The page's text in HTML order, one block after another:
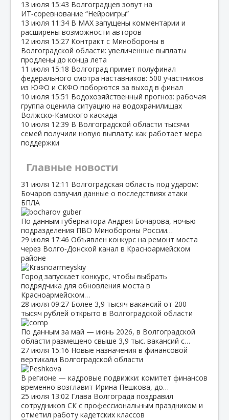
13 июля 15:43 Волгоградцев зовут на
ИТ‑соревнование “Нейроигры”
13 июля 11:34 В МАХ запущены комментарии и
расширены возможности авторов
12 июля 15:27 Контракт с Минобороны в
Волгоградской области: увеличенные выплаты
продлены до конца лета
11 июля 15:18 Волгоград примет полуфинал
федерального смотра наставников: 500 участников
из ЮФО и СКФО поборются за выход в финал
10 июля 15:51 Водохозяйственный прогноз: рабочая
группа оценила ситуацию на водохранилищах
Волжско‑Камского каскада
10 июля 12:39 В Волгоградской области тысячи
семей получили новую выплату: как работает мера
поддержки
Главные новости
31 июля 12:11 Волгоградская область под ударом:
Бочаров озвучил данные о последствиях атаки
БПЛА
По данным губернатора Андрея Бочарова, ночью
подразделения ПВО Минобороны России…
29 июля 17:46 Объявлен конкурс на ремонт моста
через Волго‑Донской канал в Красноармейском
районе
Город запускает конкурс, чтобы выбрать
подрядчика для обновления моста в
Красноармейском…
28 июля 09:27 Более 3,9 тысяч вакансий от 200
тысяч рублей открыто в Волгоградской области
По данным за май — июнь 2026, в Волгоградской
области размещено свыше 3,9 тыс. вакансий с…
27 июля 15:16 Новые назначения в финансовой
вертикали Волгоградской области
В регионе — кадровые подвижки: комитет финансов
временно возглавит Ирина Пешкова, до…
25 июля 13:02 Глава Волгограда поздравил
сотрудников СК с профессиональным праздником и
отметил работу кадетских классов